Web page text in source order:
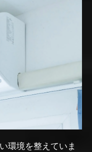
環境を整えていま